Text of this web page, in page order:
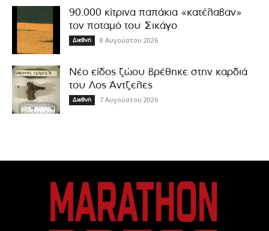
90.000 κίτρινα παπάκια «κατέλαβαν»
τον ποταμό του Σικάγο
Διεθνή 8 Αυγούστου 2026
Νέο είδος ζώου βρέθηκε στην καρδιά
του Λος Άντζελες
Διεθνή 7 Αυγούστου 2026